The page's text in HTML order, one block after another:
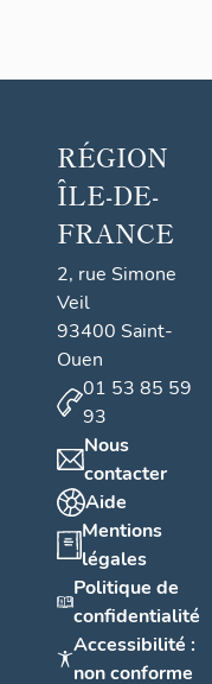
RÉGION
ÎLE-DE-
FRANCE
2, rue Simone
Veil
93400 Saint-
Ouen
01 53 85 59
93
Nous
contacter
Aide
Mentions
légales
Politique de
confidentialité
Accessibilité :
non conforme